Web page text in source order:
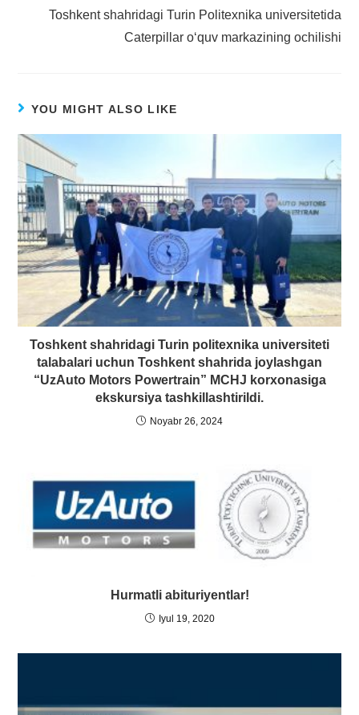
Toshkent shahridagi Turin Politexnika universitetida
Caterpillar o‘quv markazining ochilishi
YOU MIGHT ALSO LIKE
Toshkent shahridagi Turin politexnika universiteti
talabalari uchun Toshkent shahrida joylashgan
“UzAuto Motors Powertrain” MCHJ korxonasiga
ekskursiya tashkillashtirildi.
Noyabr 26, 2024
Hurmatli abituriyentlar!
Iyul 19, 2020